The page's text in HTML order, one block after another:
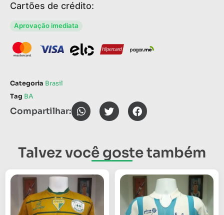
Cartões de crédito:
Aprovação imediata
Categoria Brasil
Tag BA
Compartilhar:
Talvez você goste também